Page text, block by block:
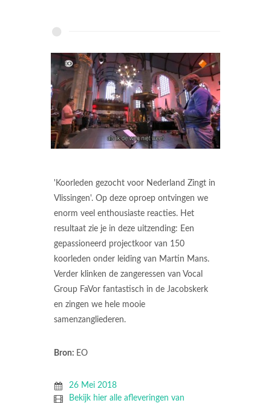
'Koorleden gezocht voor Nederland Zingt in
Vlissingen'. Op deze oproep ontvingen we
enorm veel enthousiaste reacties. Het
resultaat zie je in deze uitzending: Een
gepassioneerd projectkoor van 150
koorleden onder leiding van Martin Mans.
Verder klinken de zangeressen van Vocal
Group FaVor fantastisch in de Jacobskerk
en zingen we hele mooie
samenzangliederen.
Bron: EO
26 Mei 2018
Bekijk hier alle afleveringen van